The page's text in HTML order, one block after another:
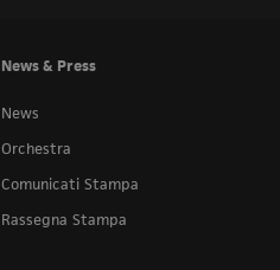
News & Press
News
Orchestra
Comunicati Stampa
Rassegna Stampa